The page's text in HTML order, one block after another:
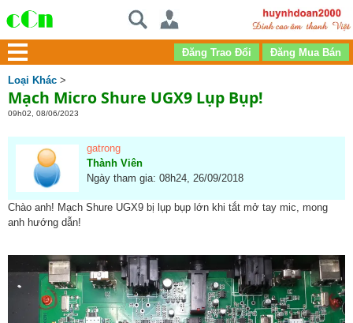
Loại Khác >
Mạch Micro Shure UGX9 Lụp Bụp!
09h02, 08/06/2023
gatrong
Thành Viên
Ngày tham gia: 08h24, 26/09/2018
Chào anh! Mạch Shure UGX9 bị lụp bụp lớn khi tắt mở tay mic, mong
anh hướng dẫn!